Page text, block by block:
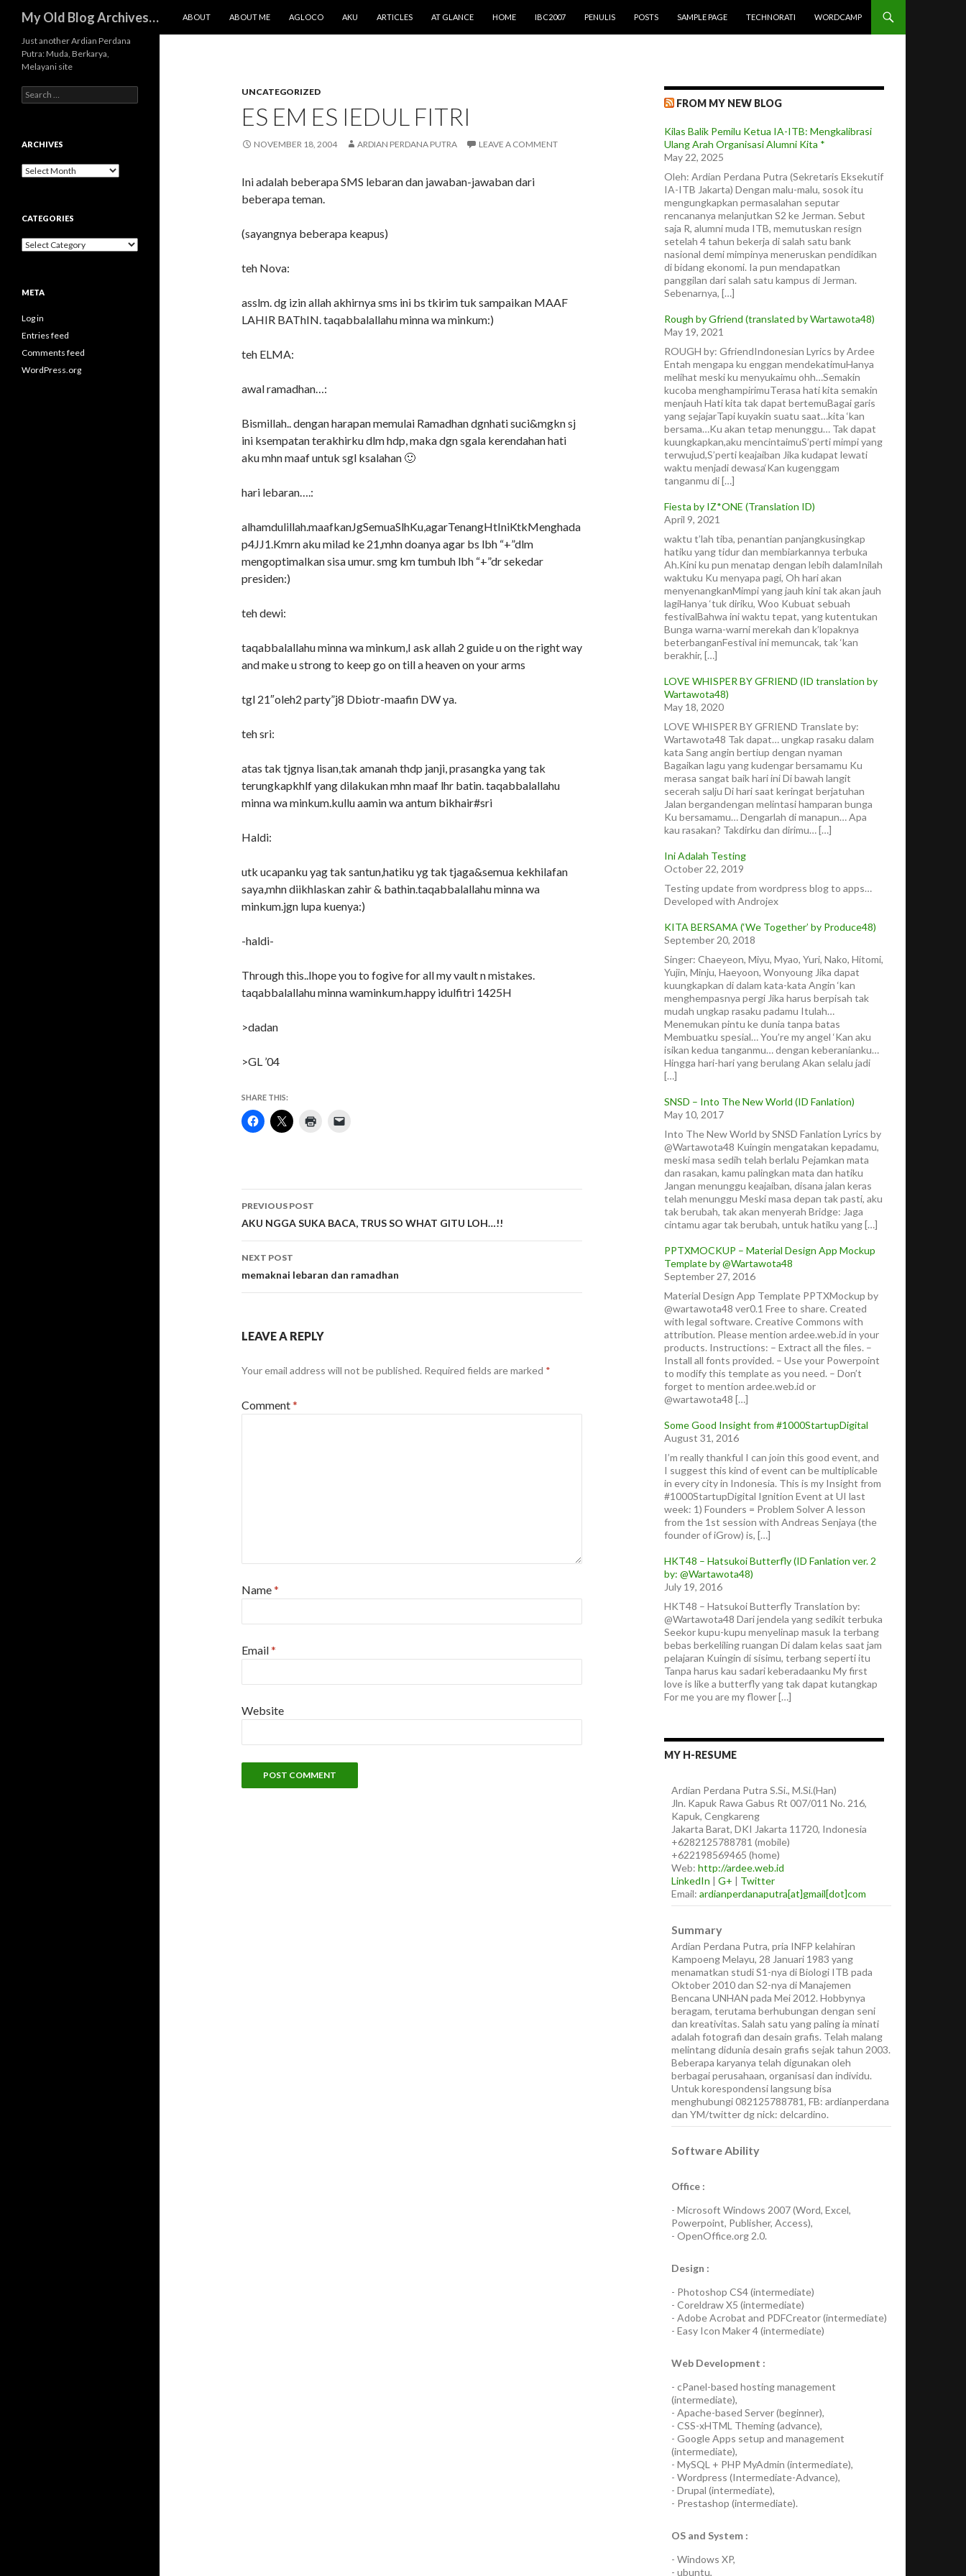
My Old Blog Archives…
ABOUT
ABOUT ME AGLOCO AKU ARTICLES AT GLANCE HOME IBC2007 PENULIS POSTS SAMPLE PAGE TECHNORATI WORDCAMP
UNCATEGORIZED
ES EM ES IEDUL FITRI
NOVEMBER 18, 2004 ARDIAN PERDANA PUTRA LEAVE A COMMENT
Ini adalah beberapa SMS lebaran dan jawaban-jawaban dari
beberapa teman.
(sayangnya beberapa keapus)
teh Nova:
asslm. dg izin allah akhirnya sms ini bs tkirim tuk sampaikan MAAF
LAHIR BAThIN. taqabbalallahu minna wa minkum:)
teh ELMA:
awal ramadhan…:
Bismillah.. dengan harapan memulai Ramadhan dgnhati suci&mgkn sj
ini ksempatan terakhirku dlm hdp, maka dgn sgala kerendahan hati
aku mhn maaf untuk sgl ksalahan 🙂
hari lebaran….:
alhamdulillah.maafkanJgSemuaSlhKu,agarTenangHtIniKtkMenghada
p4JJ1.Kmrn aku milad ke 21,mhn doanya agar bs lbh “+”dlm
mengoptimalkan sisa umur. smg km tumbuh lbh “+”dr sekedar
presiden:)
teh dewi:
taqabbalallahu minna wa minkum,I ask allah 2 guide u on the right way
and make u strong to keep go on till a heaven on your arms
tgl 21″oleh2 party”j8 Dbiotr-maafin DW ya.
teh sri:
atas tak tjgnya lisan,tak amanah thdp janji, prasangka yang tak
terungkapkhlf yang dilakukan mhn maaf lhr batin. taqabbalallahu
minna wa minkum.kullu aamin wa antum bikhair#sri
Haldi:
utk ucapanku yag tak santun,hatiku yg tak tjaga&semua kekhilafan
saya,mhn diikhlaskan zahir & bathin.taqabbalallahu minna wa
minkum.jgn lupa kuenya:)
-haldi-
Through this..Ihope you to fogive for all my vault n mistakes.
taqabbalallahu minna waminkum.happy idulfitri 1425H
>dadan
>GL ’04
SHARE THIS:
Post
navigation
PREVIOUS POST
AKU NGGA SUKA BACA, TRUS SO WHAT GITU LOH…!!
NEXT POST
memaknai lebaran dan ramadhan
LEAVE A REPLY
Your email address will not be published. Required fields are marked *
Comment*
Name*
Email*
Website
FROM MY NEW BLOG
Kilas Balik Pemilu Ketua IA-ITB: Mengkalibrasi
Ulang Arah Organisasi Alumni Kita *
May 22, 2025
Oleh: Ardian Perdana Putra (Sekretaris Eksekutif
IA-ITB Jakarta) Dengan malu-malu, sosok itu
mengungkapkan permasalahan seputar
rencananya melanjutkan S2 ke Jerman. Sebut
saja R, alumni muda ITB, memutuskan resign
setelah 4 tahun bekerja di salah satu bank
nasional demi mimpinya meneruskan pendidikan
di bidang ekonomi. Ia pun mendapatkan
panggilan dari salah satu kampus di Jerman.
Sebenarnya, […]
Rough by Gfriend (translated by Wartawota48)
May 19, 2021
ROUGH by: GfriendIndonesian Lyrics by Ardee
Entah mengapa ku enggan mendekatimuHanya
melihat meski ku menyukaimu ohh…Semakin
kucoba menghampirimuTerasa hati kita semakin
menjauh Hati kita tak dapat bertemuBagai garis
yang sejajarTapi kuyakin suatu saat…kita ‘kan
bersama…Ku akan tetap menunggu… Tak dapat
kuungkapkan,aku mencintaimuS’perti mimpi yang
terwujud,S’perti keajaiban Jika kudapat lewati
waktu menjadi dewasa‘Kan kugenggam
tanganmu di […]
Fiesta by IZ*ONE (Translation ID)
April 9, 2021
waktu t’lah tiba, penantian panjangkusingkap
hatiku yang tidur dan membiarkannya terbuka
Ah.Kini ku pun menatap dengan lebih dalamInilah
waktuku Ku menyapa pagi, Oh hari akan
menyenangkanMimpi yang jauh kini tak akan jauh
lagiHanya ‘tuk diriku, Woo Kubuat sebuah
festivalBahwa ini waktu tepat, yang kutentukan
Bunga warna-warni merekah dan k’lopaknya
beterbanganFestival ini memuncak, tak ‘kan
berakhir, […]
LOVE WHISPER BY GFRIEND (ID translation by
Wartawota48)
May 18, 2020
LOVE WHISPER BY GFRIEND Translate by:
Wartawota48 Tak dapat… ungkap rasaku dalam
kata Sang angin bertiup dengan nyaman
Bagaikan lagu yang kudengar bersamamu Ku
merasa sangat baik hari ini Di bawah langit
secerah salju Di hari saat keringat berjatuhan
Jalan bergandengan melintasi hamparan bunga
Ku bersamamu… Dengarlah di manapun… Apa
kau rasakan? Takdirku dan dirimu… […]
Ini Adalah Testing
October 22, 2019
Testing update from wordpress blog to apps…
Developed with Androjex
KITA BERSAMA (‘We Together’ by Produce48)
September 20, 2018
Singer: Chaeyeon, Miyu, Myao, Yuri, Nako, Hitomi,
Yujin, Minju, Haeyoon, Wonyoung Jika dapat
kuungkapkan di dalam kata-kata Angin ‘kan
menghempasnya pergi Jika harus berpisah tak
mudah ungkap rasaku padamu Itulah…
Menemukan pintu ke dunia tanpa batas
Membuatku spesial… You’re my angel ‘Kan aku
isikan kedua tanganmu… dengan keberanianku…
Hingga hari-hari yang berulang Akan selalu jadi
[…]
SNSD – Into The New World (ID Fanlation)
May 10, 2017
Into The New World by SNSD Fanlation Lyrics by
@Wartawota48 Kuingin mengatakan kepadamu,
meski masa sedih telah berlalu Pejamkan mata
dan rasakan, kamu palingkan mata dan hatiku
Jangan menunggu keajaiban, disana jalan keras
telah menunggu Meski masa depan tak pasti, aku
tak berubah, tak akan menyerah Bridge: Jaga
cintamu agar tak berubah, untuk hatiku yang […]
PPTXMOCKUP – Material Design App Mockup
Template by @Wartawota48
September 27, 2016
Material Design App Template PPTXMockup by
@wartawota48 ver0.1 Free to share. Created
with legal software. Creative Commons with
attribution. Please mention ardee.web.id in your
products. Instructions: – Extract all the files. –
Install all fonts provided. – Use your Powerpoint
to modify this template as you need. – Don’t
forget to mention ardee.web.id or
@wartawota48 […]
Some Good Insight from #1000StartupDigital
August 31, 2016
I’m really thankful I can join this good event, and
I suggest this kind of event can be multiplicable
in every city in Indonesia. This is my Insight from
#1000StartupDigital Ignition Event at UI last
week: 1) Founders = Problem Solver A lesson
from the 1st session with Andreas Senjaya (the
founder of iGrow) is, […]
HKT48 – Hatsukoi Butterfly (ID Fanlation ver. 2
by: @Wartawota48)
July 19, 2016
HKT48 – Hatsukoi Butterfly Translation by:
@Wartawota48 Dari jendela yang sedikit terbuka
Seekor kupu-kupu menyelinap masuk Ia terbang
bebas berkeliling ruangan Di dalam kelas saat jam
pelajaran Kuingin di sisimu, terbang seperti itu
Tanpa harus kau sadari keberadaanku My first
love is like a butterfly yang tak dapat kutangkap
For me you are my flower […]
MY H-RESUME
Ardian Perdana Putra S.Si., M.Si.(Han)
Jln. Kapuk Rawa Gabus Rt 007/011 No. 216,
Kapuk, Cengkareng
Jakarta Barat, DKI Jakarta 11720, Indonesia
+6282125788781 (mobile)
+622198569465 (home)
Web: http://ardee.web.id
LinkedIn | G+ | Twitter
Email: ardianperdanaputra[at]gmail[dot]com
Summary
Ardian Perdana Putra, pria INFP kelahiran
Kampoeng Melayu, 28 Januari 1983 yang
menamatkan studi S1-nya di Biologi ITB pada
Oktober 2010 dan S2-nya di Manajemen
Bencana UNHAN pada Mei 2012. Hobbynya
beragam, terutama berhubungan dengan seni
dan kreativitas. Salah satu yang paling ia minati
adalah fotografi dan desain grafis. Telah malang
melintang didunia desain grafis sejak tahun 2003.
Beberapa karyanya telah digunakan oleh
berbagai perusahaan, organisasi dan individu.
Untuk korespondensi langsung bisa
menghubungi 082125788781, FB: ardianperdana
dan YM/twitter dg nick: delcardino.
Software Ability
Office :
- Microsoft Windows 2007(Word, Excel,
Powerpoint, Publisher, Access),
- OpenOffice.org 2.0.
Design :
- Photoshop CS4(intermediate)
- Coreldraw X5 (intermediate)
- Adobe Acrobat and PDFCreator(intermediate)
- Easy Icon Maker 4(intermediate)
Web Development :
- cPanel-based hosting management
(intermediate),
- Apache-based Server(beginner),
- CSS-xHTML Theming(advance),
- Google Apps setup and management
(intermediate),
- MySQL + PHP MyAdmin (intermediate),
- Wordpress (Intermediate-Advance),
- Drupal (intermediate),
- Prestashop (intermediate).
OS and System :
- Windows XP,
- ubuntu,
Just another Ardian Perdana
Putra: Muda, Berkarya,
Melayani site
Search
for:
ARCHIVES
Archives
CATEGORIES
Categories
META
Log in
Entries feed
Comments feed
WordPress.org